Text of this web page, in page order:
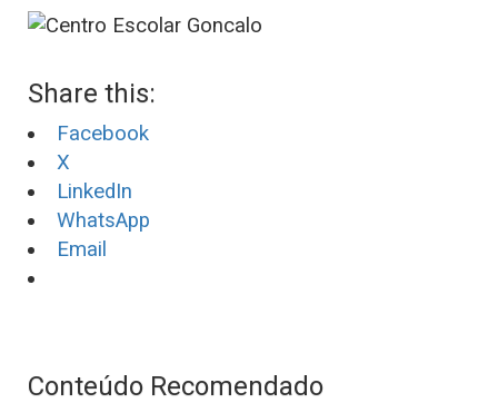
Share this:
Facebook
X
LinkedIn
WhatsApp
Email
Conteúdo Recomendado